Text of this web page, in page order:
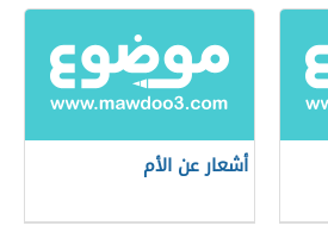
أشعار عن الأم